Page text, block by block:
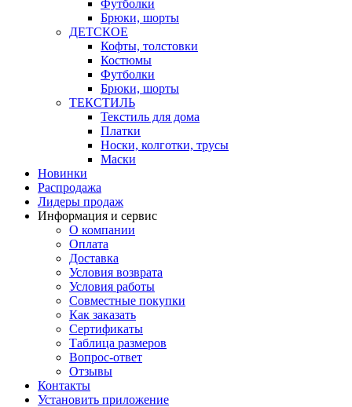
Футболки
Брюки, шорты
ДЕТСКОЕ
Кофты, толстовки
Костюмы
Футболки
Брюки, шорты
ТЕКСТИЛЬ
Текстиль для дома
Платки
Носки, колготки, трусы
Маски
Новинки
Распродажа
Лидеры продаж
Информация и сервис
О компании
Оплата
Доставка
Условия возврата
Условия работы
Совместные покупки
Как заказать
Сертификаты
Таблица размеров
Вопрос-ответ
Отзывы
Контакты
Установить приложение